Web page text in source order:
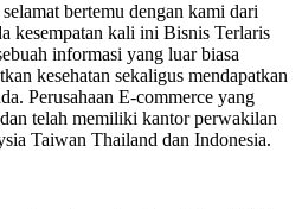
bertemu dengan kami dari
kesempatan kali ini Bisnis Terlaris
informasi yang luar biasa
kesehatan sekaligus mendapatkan
Perusahaan E-commerce yang
telah memiliki kantor perwakilan
Taiwan Thailand dan Indonesia.